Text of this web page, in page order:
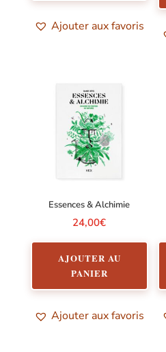
Ajouter aux favoris
Essences & Alchimie
24,00€
AJOUTER AU
PANIER
Ajouter aux favoris